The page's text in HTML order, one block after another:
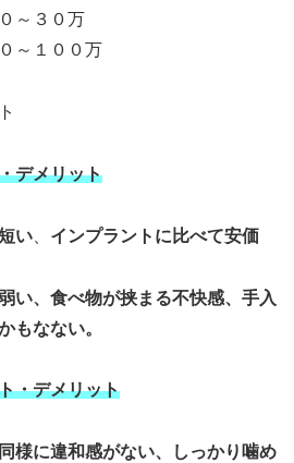
０～３０万
～１００万
デメリット
い インプラントに比べて安価
い、食べ物が挟まる不快感、手入
もなない。
・デメリット
様に違和感がない、しっかり噛め